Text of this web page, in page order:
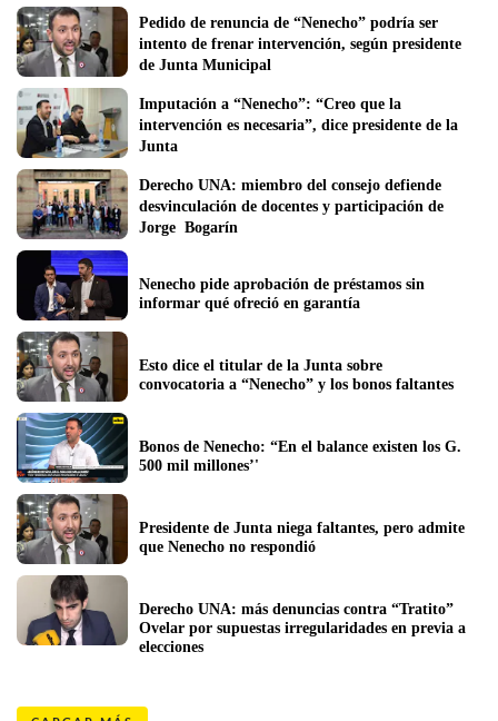
Pedido de renuncia de “Nenecho” podría ser
intento de frenar intervención, según presidente
de Junta Municipal
Imputación a “Nenecho”: “Creo que la
intervención es necesaria”, dice presidente de la
Junta
Derecho UNA: miembro del consejo defiende
desvinculación de docentes y participación de
Jorge  Bogarín
Nenecho pide aprobación de préstamos sin
informar qué ofreció en garantía
Esto dice el titular de la Junta sobre
convocatoria a “Nenecho” y los bonos faltantes
Bonos de Nenecho: “En el balance existen los G.
Presidente de Junta niega faltantes, pero admite
que Nenecho no respondió
Derecho UNA: más denuncias contra “Tratito”
Ovelar por supuestas irregularidades en previa a
elecciones